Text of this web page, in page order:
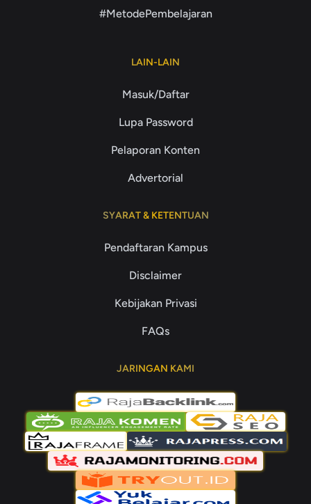
#MetodePembelajaran
LAIN-LAIN
Masuk/Daftar
Lupa Password
Pelaporan Konten
Advertorial
SYARAT & KETENTUAN
Pendaftaran Kampus
Disclaimer
Kebijakan Privasi
FAQs
JARINGAN KAMI